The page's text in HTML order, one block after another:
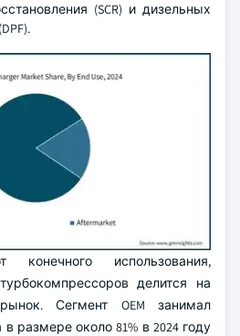
(SCR) и дизельных
использования,
делится на
Сегмент OEM занимал
размере около 81% в 2024 году